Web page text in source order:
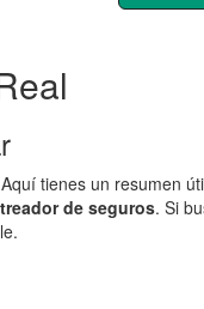
tienes un resumen
de seguros. Si